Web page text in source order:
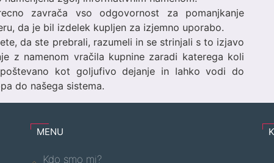
zavrača vso odgovornost za pomanjkanje
da je bil izdelek kupljen za izjemno uporabo.
da ste prebrali, razumeli in se strinjali s to izjavo
z namenom vračila kupnine zaradi katerega koli
kot goljufivo dejanje in lahko vodi do
do našega sistema.
MENU
Kdo smo mi?